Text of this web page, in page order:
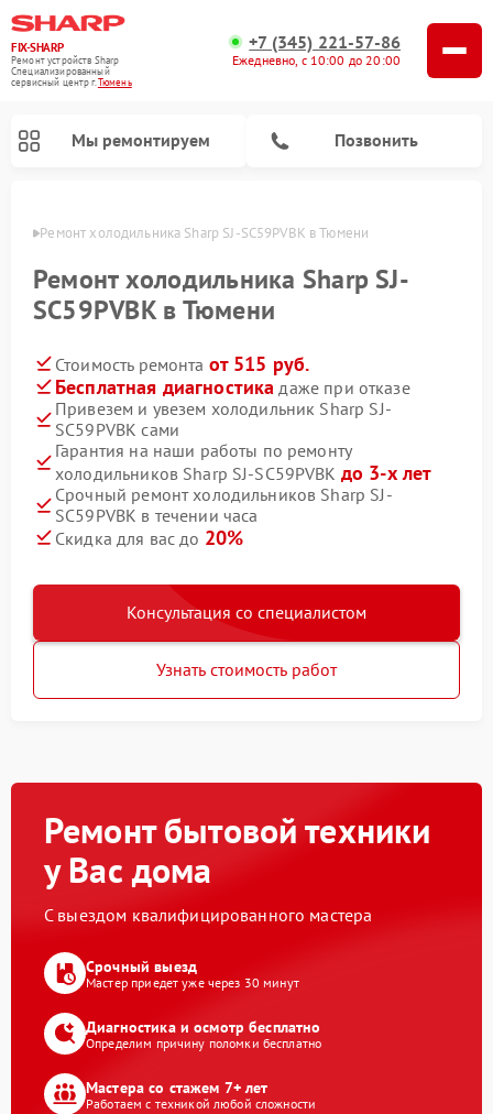
FIX-SHARP
Ремонт устройств Sharp
Специализированный
cервисный центр г.Тюмень
+7 (345) 221-57-86
Ежедневно, с 10:00 до 20:00
Мы ремонтируем Позвонить
Ремонт холодильника Sharp SJ-SC59PVBK в Тюмени
Ремонт холодильника Sharp SJ-
SC59PVBK в Тюмени
Стоимость ремонта от 515 руб.
Бесплатная диагностика даже при отказе
Привезем и увезем холодильник Sharp SJ-
SC59PVBK сами
Гарантия на наши работы по ремонту
холодильников Sharp SJ-SC59PVBK до 3-х лет
Срочный ремонт холодильников Sharp SJ-
SC59PVBK в течении часа
Скидка для вас до 20%
Консультация со специалистом
Узнать стоимость работ
Ремонт бытовой техники
у Вас дома
С выездом квалифицированного мастера
Срочный выезд
Мастер приедет уже через 30 минут
Диагностика и осмотр бесплатно
Определим причину поломки бесплатно
Мастера со стажем 7+ лет
Работаем с техникой любой сложности